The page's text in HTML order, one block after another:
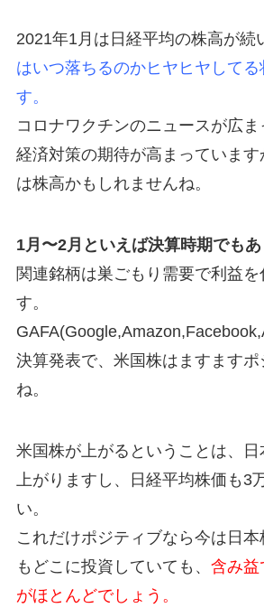
2021年1月は日経平均の株高が続
はいつ落ちるのかヒヤヒヤしてる
す。
コロナワクチンのニュースが広
経済対策の期待が高まっています
は株高かもしれませんね。
1月〜2月といえば決算時期でも
関連銘柄は巣ごもり需要で利益を
す。
決算発表で、米国株はますますポ
ね。
米国株が上がるということは、日
上がりますし、日経平均株価も3
い。
これだけポジティブなら今は日
もどこに投資していても、 含み益
がほとんどでしょう。